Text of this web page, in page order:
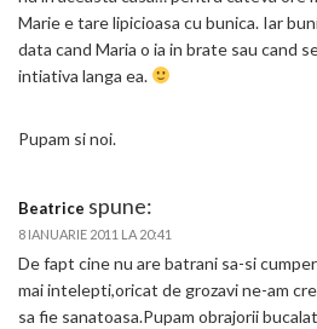
Marie e tare lipicioasa cu bunica. Iar
data cand Maria o ia in brate sau cand
intiativa langa ea.
Pupam si noi.
Beatrice spune:
8 IANUARIE 2011 LA 20:41
De fapt cine nu are batrani sa-si
mai intelepti,oricat de grozavi ne-am
sa fie sanatoasa.Pupam obrajorii